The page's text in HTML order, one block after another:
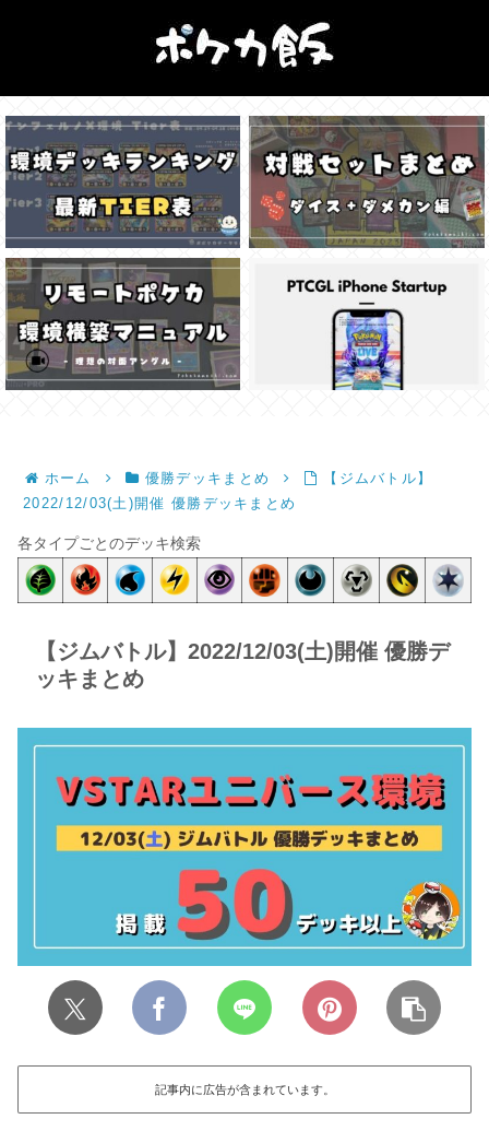
ホーム 優勝デッキまとめ
【ジムバトル】
2022/12/03(土)開催 優勝デッキまとめ
各タイプごとのデッキ検索
【ジムバトル】2022/12/03(土)開催 優勝デ
ッキまとめ
記事内に広告が含まれています。